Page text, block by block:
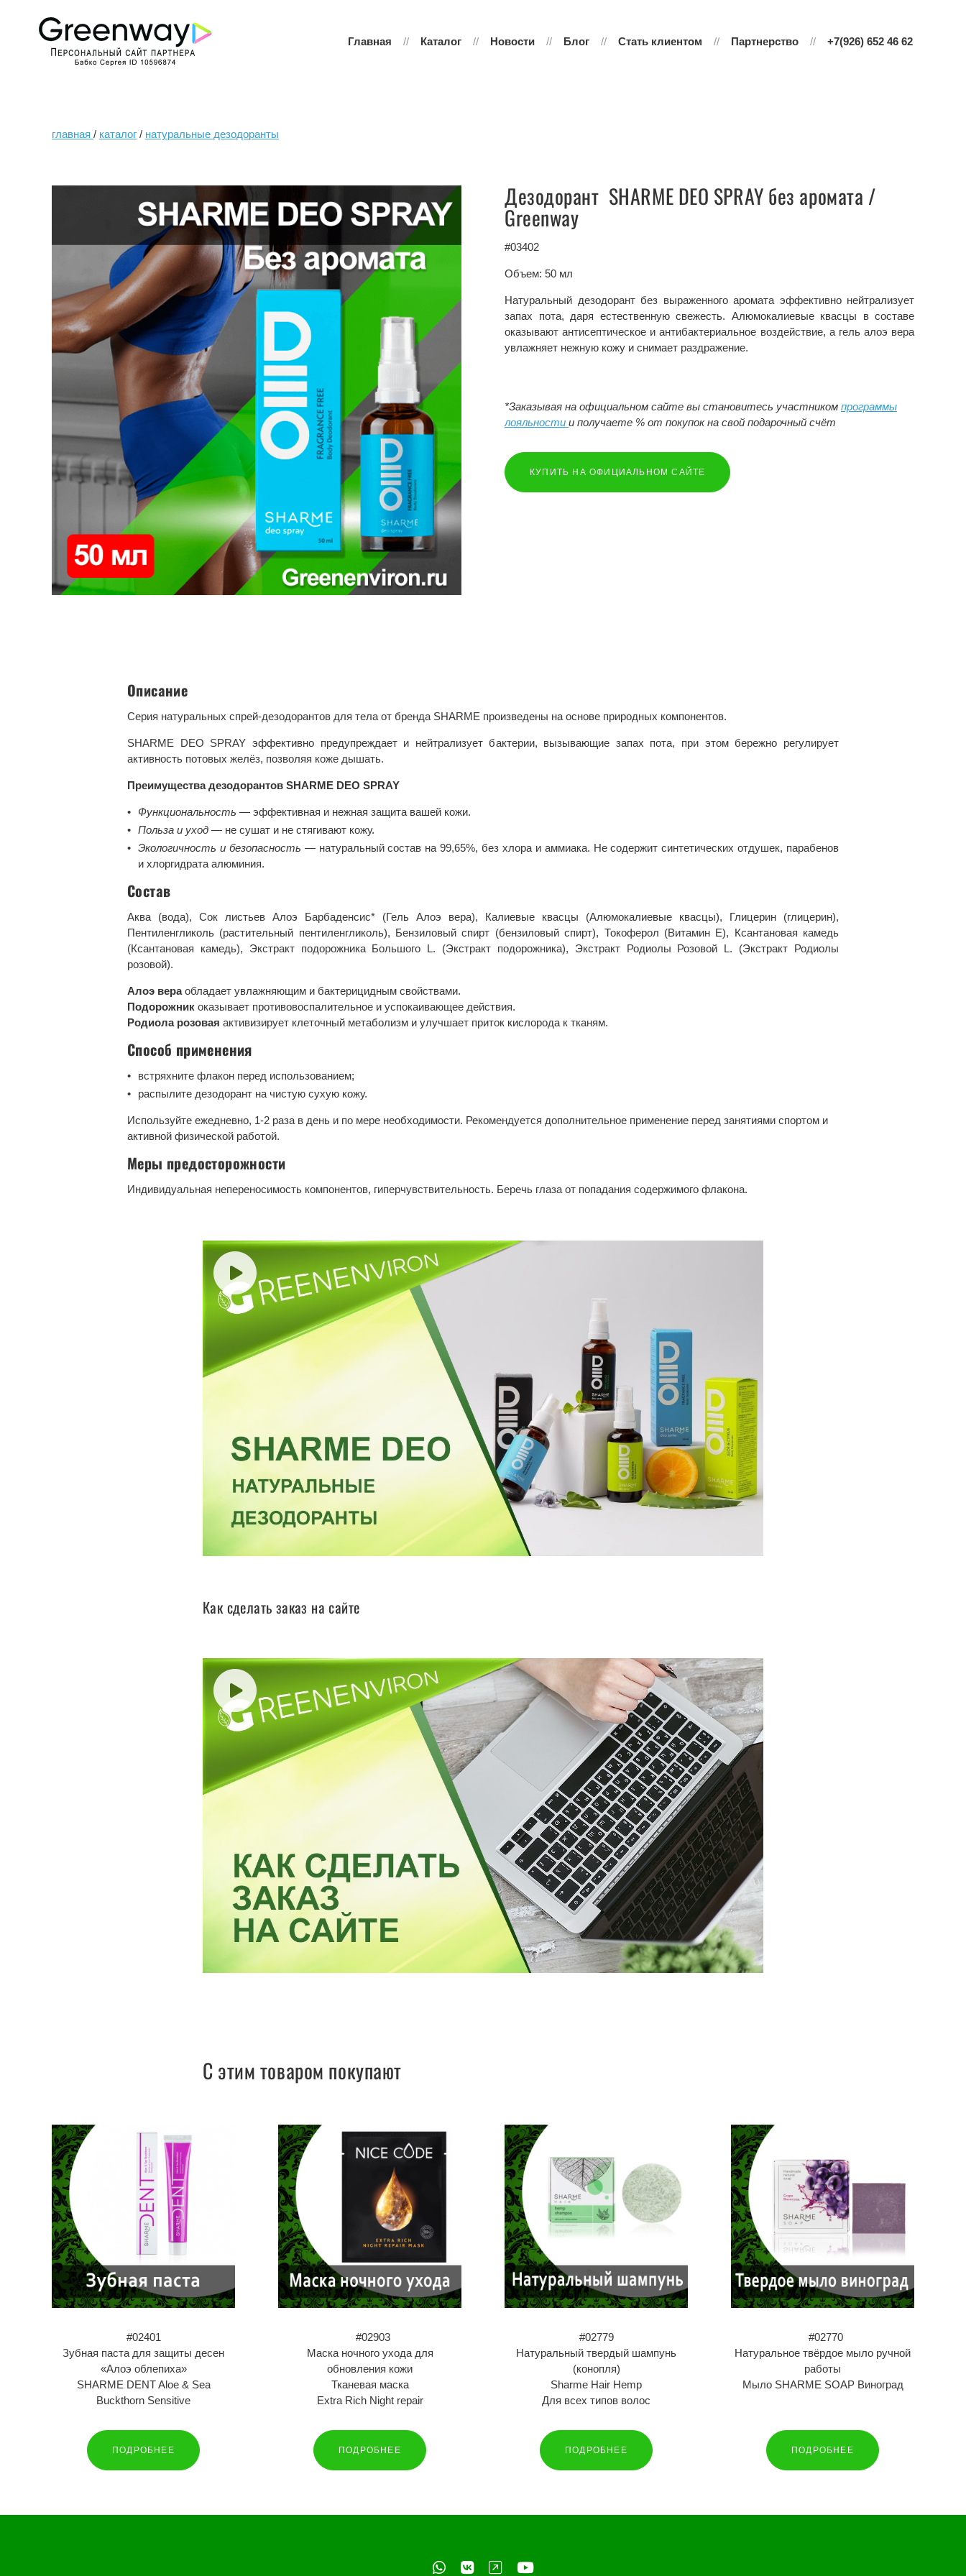
Главная Каталог Новости Блог Стать клиентом Партнерство +7(926) 652 46 62
главная / каталог / натуральные дезодоранты
Дезодорант SHARME DEO SPRAY без аромата /
Greenway
#03402
Объем: 50 мл
Натуральный дезодорант без выраженного аромата эффективно нейтрализует
запах пота, даря естественную свежесть. Алюмокалиевые квасцы в составе
оказывают антисептическое и антибактериальное воздействие, а гель алоэ вера
увлажняет нежную кожу и снимает раздражение.
*Заказывая на официальном сайте вы становитесь участником программы
лояльности и получаете % от покупок на свой подарочный счёт
КУПИТЬ НА ОФИЦИАЛЬНОМ САЙТЕ
Описание
Серия натуральных спрей-дезодорантов для тела от бренда SHARME произведены на основе природных компонентов.
SHARME DEO SPRAY эффективно предупреждает и нейтрализует бактерии, вызывающие запах пота, при этом бережно регулирует
активность потовых желёз, позволяя коже дышать.
Преимущества дезодорантов SHARME DEO SPRAY
Функциональность — эффективная и нежная защита вашей кожи.
Польза и уход — не сушат и не стягивают кожу.
Экологичность и безопасность — натуральный состав на 99,65%, без хлора и аммиака. Не содержит синтетических отдушек, парабенов
и хлоргидрата алюминия.
Состав
Аква (вода), Сок листьев Алоэ Барбаденсис* (Гель Алоэ вера), Калиевые квасцы (Алюмокалиевые квасцы), Глицерин (глицерин),
Пентиленгликоль (растительный пентиленгликоль), Бензиловый спирт (бензиловый спирт), Токоферол (Витамин Е), Ксантановая камедь
(Ксантановая камедь), Экстракт подорожника Большого L. (Экстракт подорожника), Экстракт Родиолы Розовой L. (Экстракт Родиолы
розовой).
Алоэ вераобладает увлажняющим и бактерицидным свойствами.
Подорожник оказывает противовоспалительное и успокаивающее действия.
Родиола розовая активизирует клеточный метаболизм и улучшает приток кислорода к тканям.
Способ применения
встряхните флакон перед использованием;
распылите дезодорант на чистую сухую кожу.
Используйте ежедневно, 1-2 раза в день и по мере необходимости. Рекомендуется дополнительное применение перед занятиями спортом и
активной физической работой.
Меры предосторожности
Индивидуальная непереносимость компонентов, гиперчувствительность. Беречь глаза от попадания содержимого флакона.
Как сделать заказ на сайте
С этим товаром покупают
#02401
Зубная паста для защиты десен
«Алоэ облепиха»
SHARME DENT Aloe & Sea
Buckthorn Sensitive
ПОДРОБНЕЕ
#02903
Маска ночного ухода для
обновления кожи
Тканевая маска
Extra Rich Night repair
ПОДРОБНЕЕ
#02779
Натуральный твердый шампунь
(конопля)
Sharme Hair Hemp
Для всех типов волос
ПОДРОБНЕЕ
#02770
Натуральное твёрдое мыло ручной
работы
Мыло SHARME SOAP Виноград
ПОДРОБНЕЕ